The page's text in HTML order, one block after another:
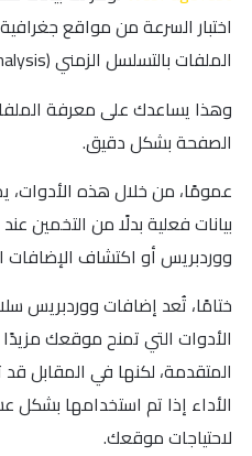
اختبار السرعة من مواقع
الملفات بالتسلسل الزمني (Waterfall Analysis).
وهذا يساعدك على معرفة
الصفحة بشكل دقيق.
عمومًا، من خلال هذه الأدوات،
بيانات فعلية بدلًا من التخمين
ووردبريس أو اكتشاف الإضافات
ختامًا، تُعد إضافات ووردبريس
الأدوات التي تمنح موقعك
المتقدمة، لكنها في المقابل
الأداء إذا تم استخدامها
لاحتياجات موقعك.